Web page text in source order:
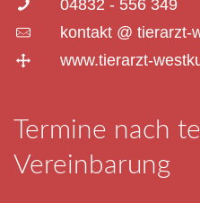
04832 - 556 349
kontakt @ tierarzt-
www.tierarzt-
Termine nach
Vereinbarung